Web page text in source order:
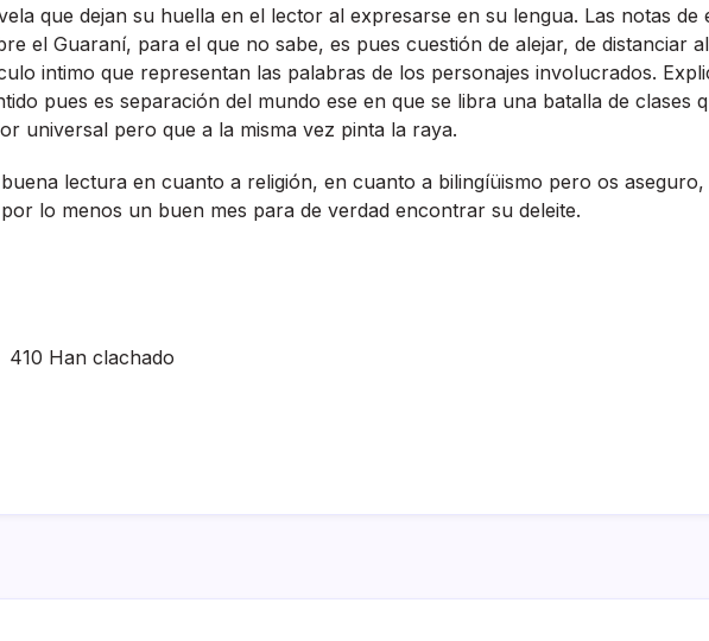
que dejan su huella en el lector al expresarse en su lengua. Las notas de
el Guaraní­, para el que no sabe, es pues cuestión de alejar, de distanciar
intimo que representan las palabras de los personajes involucrados.
pues es separación del mundo ese en que se libra una batalla de clases
universal pero que a la misma vez pinta la raya.
buena lectura en cuanto a religión, en cuanto a bilingíüismo pero os
lo menos un buen mes para de verdad encontrar su deleite.
410 Han clachado